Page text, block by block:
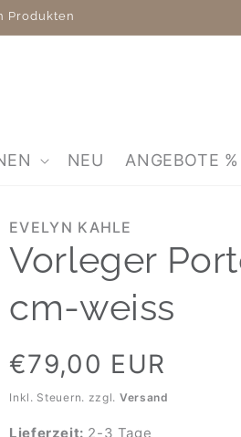
Produkten
NEU ANGEBOTE %
EVELYN KAHLE
Vorleger
cm-weiss
Normaler
€79,00 EUR
Inkl. Steuern. zzgl. Versand
Lieferzeit: 2-3 Tage